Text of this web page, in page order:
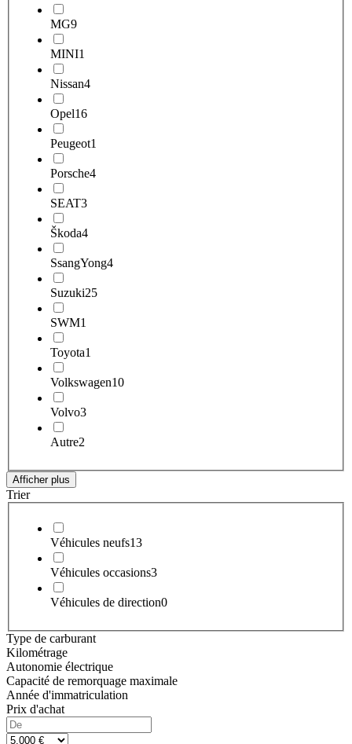
MG9
MINI1
Nissan4
Opel16
Peugeot1
Porsche4
SEAT3
Škoda4
SsangYong4
Suzuki25
SWM1
Toyota1
Volkswagen10
Volvo3
Autre2
Afficher plus
Trier
Véhicules neufs13
Véhicules occasions3
Véhicules de direction0
Type de carburant
Kilométrage
Autonomie électrique
Capacité de remorquage maximale
Année d'immatriculation
Prix d'achat